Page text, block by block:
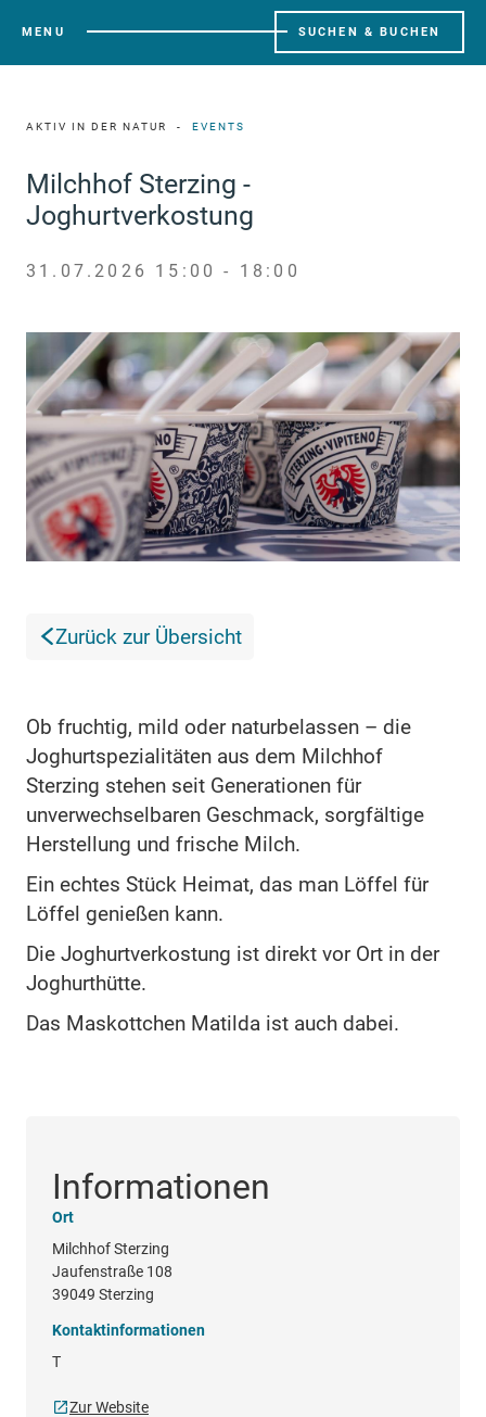
MENU SUCHEN & BUCHEN
AKTIV IN DER NATUR EVENTS
Milchhof Sterzing -
Joghurtverkostung
31.07.2026 15:00 - 18:00
Zurück zur Übersicht
Ob fruchtig, mild oder naturbelassen – die
Joghurtspezialitäten aus dem Milchhof
Sterzing stehen seit Generationen für
unverwechselbaren Geschmack, sorgfältige
Herstellung und frische Milch.
Ein echtes Stück Heimat, das man Löffel für
Löffel genießen kann.
Die Joghurtverkostung ist direkt vor Ort in der
Joghurthütte.
Das Maskottchen Matilda ist auch dabei.
Informationen
Ort
Milchhof Sterzing
Jaufenstraße 108
39049 Sterzing
Kontaktinformationen
T
Zur Website